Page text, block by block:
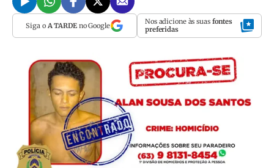
Siga o A TARDEno Google Nos adicione às suas fontes
preferidas